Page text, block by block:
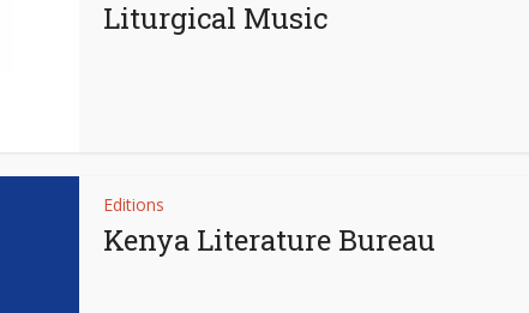
Liturgical Music
Editions
Kenya Literature Bureau